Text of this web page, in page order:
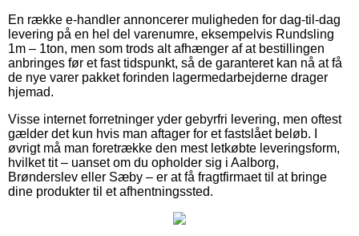
En række e-handler annoncerer muligheden for dag-til-dag
levering på en hel del varenumre, eksempelvis Rundsling
1m – 1ton, men som trods alt afhænger af at bestillingen
anbringes før et fast tidspunkt, så de garanteret kan nå at få
de nye varer pakket forinden lagermedarbejderne drager
hjemad.
Visse internet forretninger yder gebyrfri levering, men oftest
gælder det kun hvis man aftager for et fastslået beløb. I
øvrigt må man foretrække den mest letkøbte leveringsform,
hvilket tit – uanset om du opholder sig i Aalborg,
Brønderslev eller Sæby – er at få fragtfirmaet til at bringe
dine produkter til et afhentningssted.